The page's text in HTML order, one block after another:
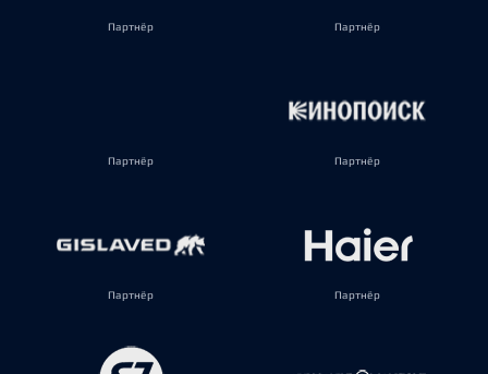
Партнёр Партнёр
Партнёр Партнёр
Партнёр Партнёр